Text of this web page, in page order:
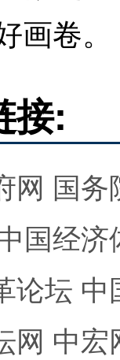
画卷。
接:
网 国务
国经
论坛 中
网 中宏